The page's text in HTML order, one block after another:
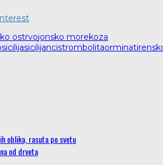
ostrvojonsko morekoza
sicilijasicilijancistrombolitaormina
oblika, rasuta po svetu
od drveta